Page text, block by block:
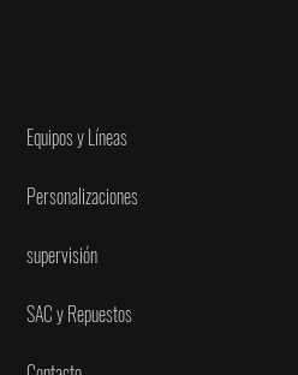
Equipos y Líneas
Personalizaciones
supervisión
SAC y Repuestos